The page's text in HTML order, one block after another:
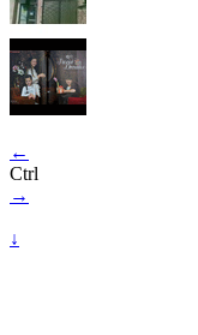
←
Ctrl
→
↓